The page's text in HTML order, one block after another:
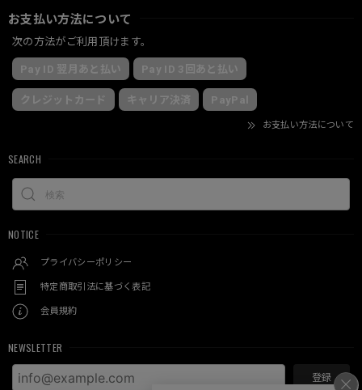
お支払い方法について
次の方法がご利用頂けます。
Pay ID 翌月あと払い Pay ID 3回あと払い
クレジットカード キャリア決済 PayPal
お支払い方法について
SEARCH
NOTICE
プライバシーポリシー
特定商取引法に基づく表記
会員規約
NEWSLETTER
登録